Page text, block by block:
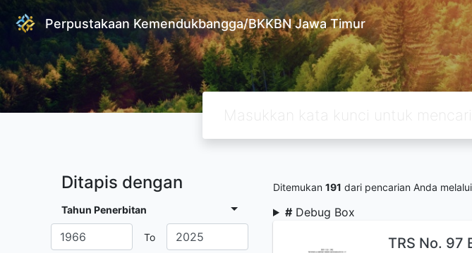
Perpustakaan Kemendukbangga/BKKBN Jawa Timur
Ditapis dengan
Tahun Penerbitan
To
Ditemukan 191 dari pencarian Anda
# Debug Box
TRS No. 97